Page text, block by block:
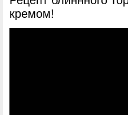
кремом!